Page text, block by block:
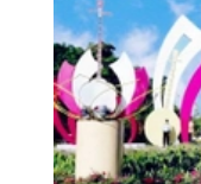
Trang chủ
Giới thiệu
Hồ sơ công ty